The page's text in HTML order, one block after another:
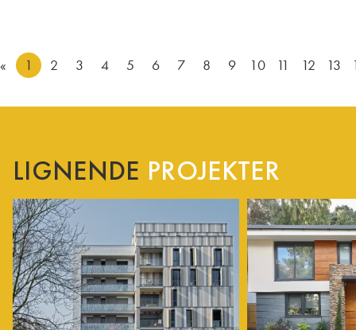
« 1 2 3 4 5 6 7 8 9 10 11 12 13
LIGNENDE PROJEKTER